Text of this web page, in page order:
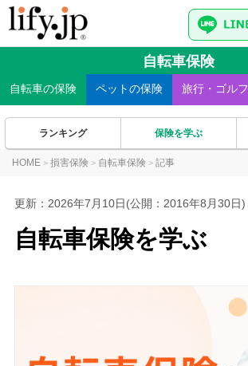
自転車の保険 ペットの保険 旅行・ゴルフ
自転車保険
ランキング 保険を学ぶ
HOME > 損害保険 > 自転車保険 > 記事
更新： 2026年7月10日(公開：2016年8月30日)
自転車保険を学ぶ